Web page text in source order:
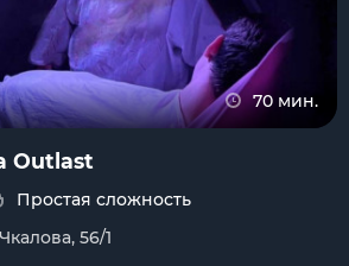
70 мин.
Outlast
Простая сложность
56/1